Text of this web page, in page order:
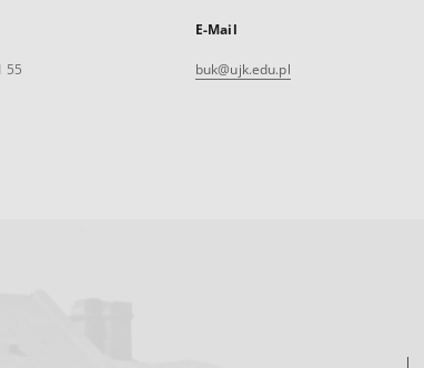
55
E-Mail
buk@ujk.edu.pl